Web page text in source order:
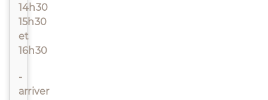
14h30
15h30
et
16h30
-
arriver